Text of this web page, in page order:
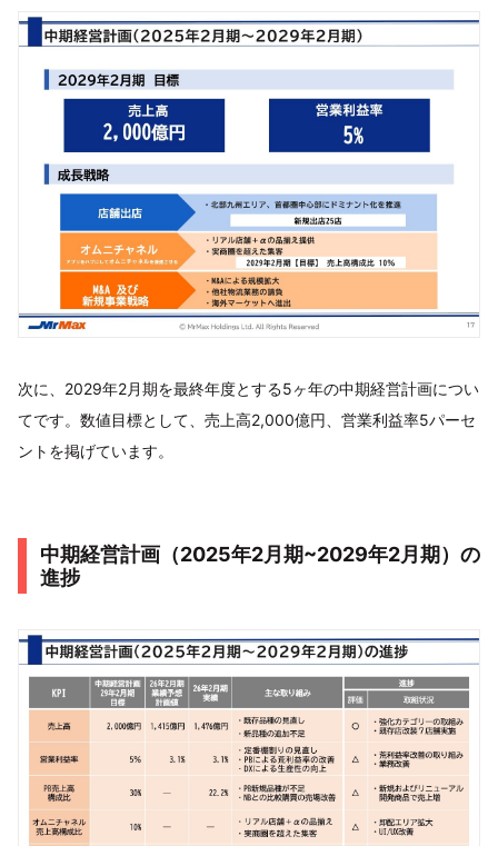
次に、2029年2月期を最終年度とする5ヶ年の中期経営計画につい
てです。数値目標として、売上高2,000億円、営業利益率5パーセ
ントを掲げています。
中期経営計画（2025年2月期~2029年2月期）の
進捗